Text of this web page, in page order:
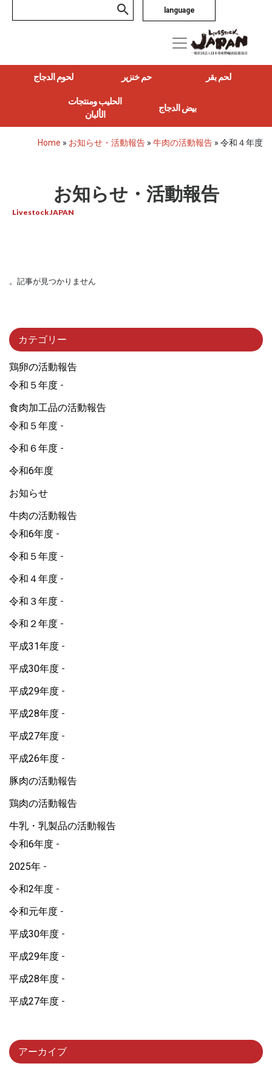
language
لحم بقر حم خنزير لحوم الدجاج
بيض الدجاج
الحليب ومنتجات
الألبان
Home » お知らせ・活動報告 » 牛肉の活動報告 » 令和４年度
お知らせ・活動報告
Livestock JAPAN
記事が見つかりません。
カテゴリー
鶏卵の活動報告
令和５年度
食肉加工品の活動報告
令和５年度
令和６年度
令和6年度
お知らせ
牛肉の活動報告
令和6年度
令和５年度
令和４年度
令和３年度
令和２年度
平成31年度
平成30年度
平成29年度
平成28年度
平成27年度
平成26年度
豚肉の活動報告
鶏肉の活動報告
牛乳・乳製品の活動報告
令和6年度
2025年
令和2年度
令和元年度
平成30年度
平成29年度
平成28年度
平成27年度
アーカイブ